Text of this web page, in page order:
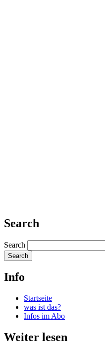
Search
Search
Info
Startseite
was ist das?
Infos im Abo
Weiter lesen